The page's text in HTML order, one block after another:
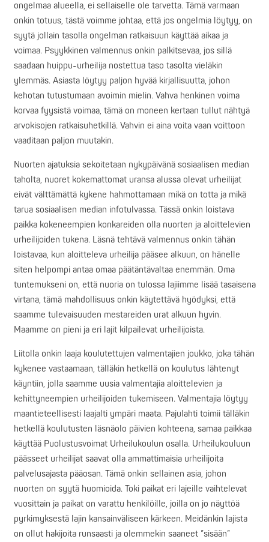
ongelmaa alueella, ei sellaiselle ole tarvetta. Tämä varmaan
onkin totuus, tästä voimme johtaa, että jos ongelmia löytyy, on
syytä jollain tasolla ongelman ratkaisuun käyttää aikaa ja
voimaa. Psyykkinen valmennus onkin palkitsevaa, jos sillä
saadaan huippu-urheilija nostettua taso tasolta vieläkin
ylemmäs. Asiasta löytyy paljon hyvää kirjallisuutta, johon
kehotan tutustumaan avoimin mielin. Vahva henkinen voima
korvaa fyysistä voimaa, tämä on moneen kertaan tullut nähtyä
arvokisojen ratkaisuhetkillä. Vahvin ei aina voita vaan voittoon
vaaditaan paljon muutakin.
Nuorten ajatuksia sekoitetaan nykypäivänä sosiaalisen median
taholta, nuoret kokemattomat uransa alussa olevat urheilijat
eivät välttämättä kykene hahmottamaan mikä on totta ja mikä
tarua sosiaalisen median infotulvassa. Tässä onkin loistava
paikka kokeneempien konkareiden olla nuorten ja aloittelevien
urheilijoiden tukena. Läsnä tehtävä valmennus onkin tähän
loistavaa, kun aloitteleva urheilija pääsee alkuun, on hänelle
siten helpompi antaa omaa päätäntävaltaa enemmän. Oma
tuntemukseni on, että nuoria on tulossa lajiimme lisää tasaisena
virtana, tämä mahdollisuus onkin käytettävä hyödyksi, että
saamme tulevaisuuden mestareiden urat alkuun hyvin.
Maamme on pieni ja eri lajit kilpailevat urheilijoista.
Liitolla onkin laaja koulutettujen valmentajien joukko, joka tähän
kykenee vastaamaan, tälläkin hetkellä on koulutus lähtenyt
käyntiin, jolla saamme uusia valmentajia aloittelevien ja
kehittyneempien urheilijoiden tukemiseen. Valmentajia löytyy
maantieteellisesti laajalti ympäri maata. Pajulahti toimii tälläkin
hetkellä koulutusten läsnäolo päivien kohteena, samaa paikkaa
käyttää Puolustusvoimat Urheilukoulun osalla. Urheilukouluun
päässeet urheilijat saavat olla ammattimaisia urheilijoita
palvelusajasta pääosan. Tämä onkin sellainen asia, johon
nuorten on syytä huomioida. Toki paikat eri lajeille vaihtelevat
vuosittain ja paikat on varattu henkilöille, joilla on jo näyttöä
pyrkimyksestä lajin kansainväliseen kärkeen. Meidänkin lajista
on ollut hakijoita runsaasti ja olemmekin saaneet ”sisään”